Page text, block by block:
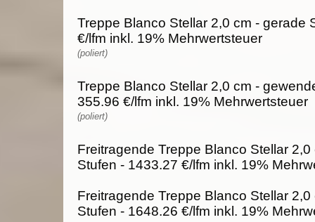
Treppe Blanco Stellar 2,0 cm - gerade
€/lfm inkl. 19% Mehrwertsteuer
(poliert)
Treppe Blanco Stellar 2,0 cm -
355.96 €/lfm inkl. 19% Mehrwertsteuer
(poliert)
Freitragende Treppe Blanco Stellar
Stufen - 1433.27 €/lfm inkl. 19%
Freitragende Treppe Blanco Stellar
Stufen - 1648.26 €/lfm inkl. 19%